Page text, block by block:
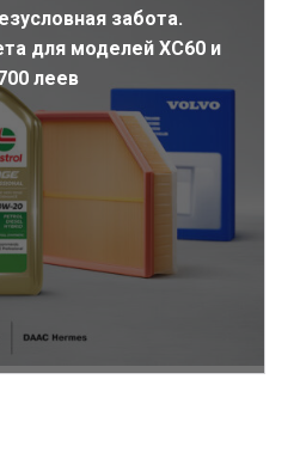
забота.
для моделей XC60 и
леев